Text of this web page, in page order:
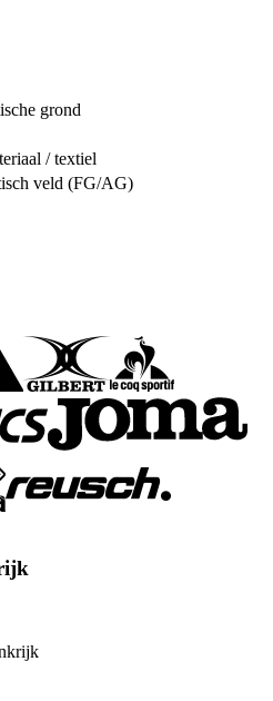
grond
/ textiel
veld (FG/AG)